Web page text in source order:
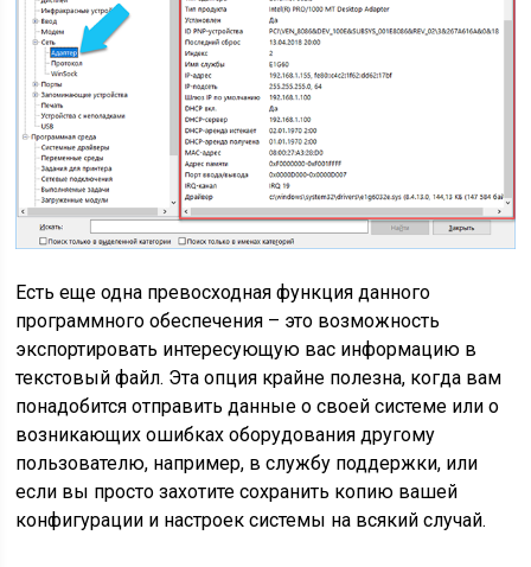
Есть еще одна превосходная функция данного
программного обеспечения – это возможность
экспортировать интересующую вас информацию в
текстовый файл. Эта опция крайне полезна, когда вам
понадобится отправить данные о своей системе или о
возникающих ошибках оборудования другому
пользователю, например, в службу поддержки, или
если вы просто захотите сохранить копию вашей
конфигурации и настроек системы на всякий случай.